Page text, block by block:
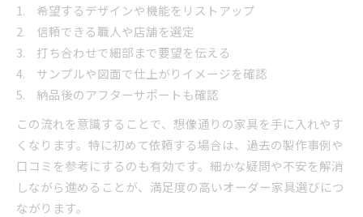
希望するデザインや機能をリストアップ
信頼できる職人や店舗を選定
打ち合わせで細部まで要望を伝える
サンプルや図面で仕上がりイメージを確認
納品後のアフターサポートも確認
この流れを意識することで、想像通りの家具を手に入れやす
くなります。特に初めて依頼する場合は、過去の製作事例や
口コミを参考にするのも有効です。細かな疑問や不安を解消
しながら進めることが、満足度の高いオーダー家具選びにつ
ながります。